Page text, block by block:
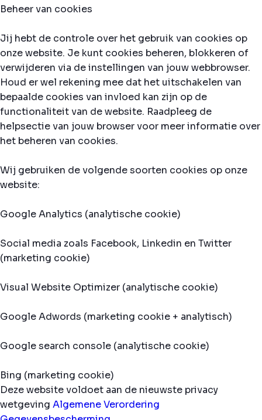
Beheer van cookies
Jij hebt de controle over het gebruik van cookies op
onze website. Je kunt cookies beheren, blokkeren of
verwijderen via de instellingen van jouw webbrowser.
Houd er wel rekening mee dat het uitschakelen van
bepaalde cookies van invloed kan zijn op de
functionaliteit van de website. Raadpleeg de
helpsectie van jouw browser voor meer informatie over
het beheren van cookies.
Wij gebruiken de volgende soorten cookies op onze
website:
Google Analytics (analytische cookie)
Social media zoals Facebook, Linkedin en Twitter
(marketing cookie)
Visual Website Optimizer (analytische cookie)
Google Adwords (marketing cookie + analytisch)
Google search console (analytische cookie)
Bing (marketing cookie)
Deze website voldoet aan de nieuwste privacy
wetgeving Algemene Verordering